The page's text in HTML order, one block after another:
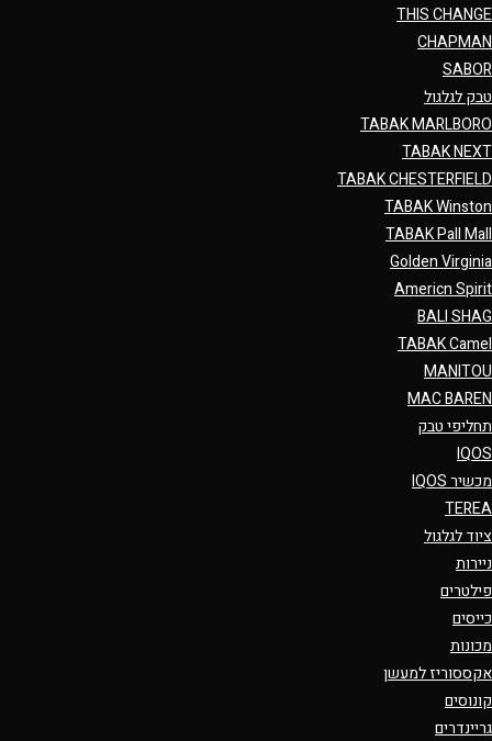
THIS CHANGE
CHAPMAN
SABOR
טבק לגלגול
TABAK MARLBORO
TABAK NEXT
TABAK CHESTERFIELD
TABAK Winston
TABAK Pall Mall
Golden Virginia
Americn Spirit
BALI SHAG
TABAK Camel
MANITOU
MAC BAREN
תחליפי טבק
IQOS
מכשיר IQOS
TEREA
ציוד לגלגול
ניירות
פילטרים
כייסים
מכונות
אקססוריז למעשן
קונוסים
גריינדרים